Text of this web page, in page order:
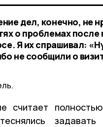
дел, конечно, не
о проблемах
Я их спрашивал:
не сообщили о
считает